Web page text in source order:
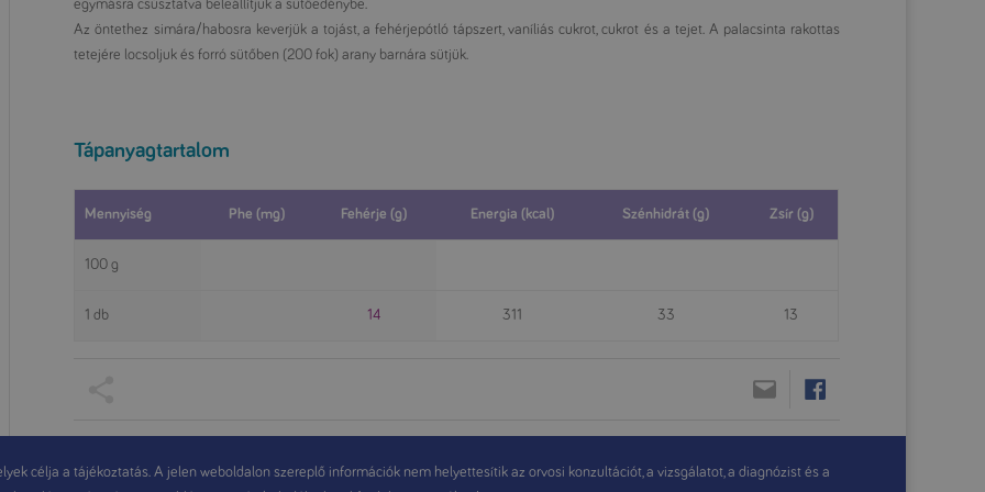
egymásra csúsztatva beleállítjuk a sütőedénybe.
Az öntethez simára/habosra keverjük a tojást, a fehérjepótló tápszert, vaníliás cukrot, cukrot és a tejet. A palacsinta rakottas
tetejére locsoljuk és forró sütőben (200 fok) arany barnára sütjük.
Tápanyagtartalom
Mennyiség Phe (mg) Fehérje (g) Energia (kcal) Szénhidrát (g) Zsír (g)
100 g
1 db 14 311 33 13
célja a tájékoztatás. A jelen weboldalon szereplő információk nem helyettesítik az orvosi konzultációt, a vizsgálatot, a diagnózist és a